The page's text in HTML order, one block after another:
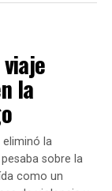
que
o
la
eliminó la
sobre la
como un